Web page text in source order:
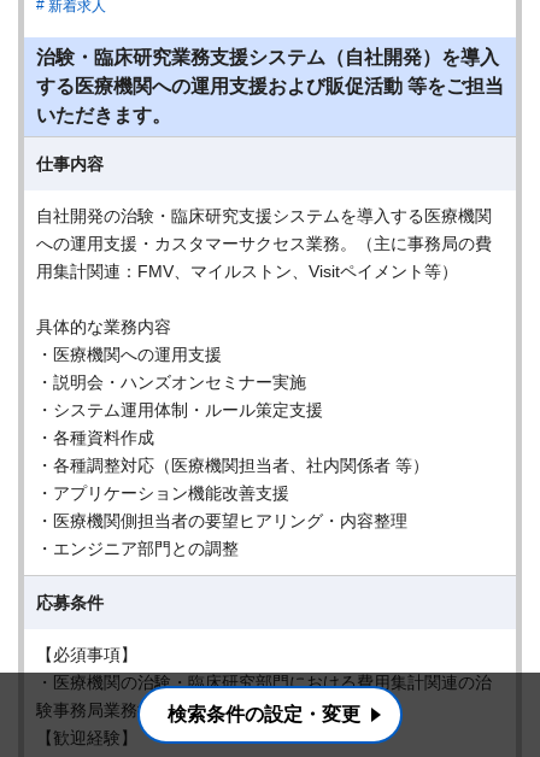
新着求人
治験・臨床研究業務支援システム（自社開発）を導入
する医療機関への運用支援および販促活動 等をご担当
いただきます。
仕事内容
自社開発の治験・臨床研究支援システムを導入する医療機関
への運用支援・カスタマーサクセス業務。（主に事務局の費
用集計関連：FMV、マイルストン、Visitペイメント等）
具体的な業務内容
・医療機関への運用支援
・説明会・ハンズオンセミナー実施
・システム運用体制・ルール策定支援
・各種資料作成
・各種調整対応（医療機関担当者、社内関係者 等）
・アプリケーション機能改善支援
・医療機関側担当者の要望ヒアリング・内容整理
・エンジニア部門との調整
応募条件
【必須事項】
・医療機関の治験・臨床研究部門における費用集計関連の治
験事務局業務従事経験：3年以上
【歓迎経験】
検索条件の設定・変更